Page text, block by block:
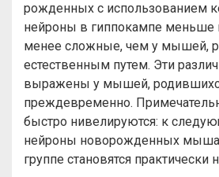
рожденных с использованием
нейроны в гиппокампе меньше
менее сложные, чем у мышей,
естественным путем. Эти
выражены у мышей,
преждевременно.
быстро нивелируются: к
нейроны новорожденных
группе становятся практически